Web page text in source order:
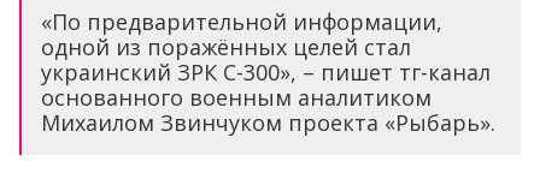
«По предварительной информации,
одной из поражённых целей стал
украинский ЗРК С-300», – пишет тг-канал
основанного военным аналитиком
Михаилом Звинчуком проекта «Рыбарь».